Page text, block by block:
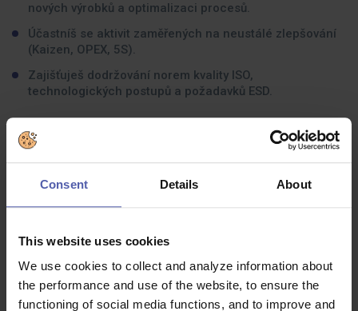
Consent Details About
This website uses cookies
We use cookies to collect and analyze information about
the performance and use of the website, to ensure the
functioning of social media functions, and to improve and
nových výrobků a optimalizaci procesů.
Účastníš se aktivit zaměřených na neustálé zlepšování
(Kaizen, OPEX, 5S).
Zajišťuješ dodržování norem kvality ISO,
technologických postupů a požadavků ESD.
Jaké zkušenosti byste měli mít:
Schopnost číst a rozumět
Znalostoptických komponentůa systémů výhodou.